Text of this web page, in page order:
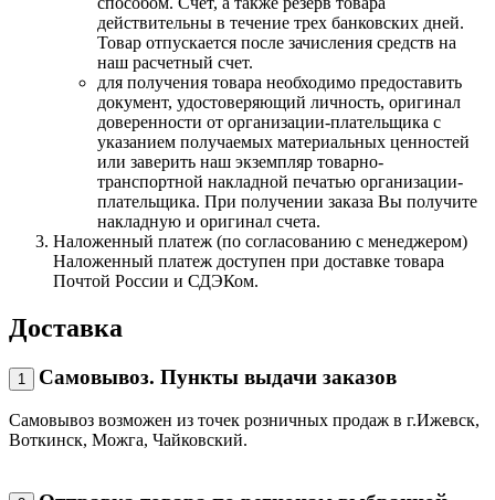
действительны в течение трех банковских дней.
Товар отпускается после зачисления средств на
наш расчетный счет.
для получения товара необходимо предоставить
документ, удостоверяющий личность, оригинал
доверенности от организации-плательщика с
указанием получаемых материальных ценностей
или заверить наш экземпляр товарно-
транспортной накладной печатью организации-
плательщика. При получении заказа Вы получите
накладную и оригинал счета.
Наложенный платеж (по согласованию с менеджером)
Наложенный платеж доступен при доставке товара
Почтой России и СДЭКом.
Доставка
1 Самовывоз. Пункты выдачи заказов
Самовывоз возможен из точек розничных продаж в г.Ижевск,
Воткинск, Можга, Чайковский.